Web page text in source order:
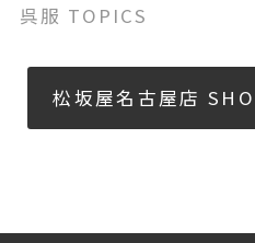
呉服 TOPICS
松坂屋名古屋店